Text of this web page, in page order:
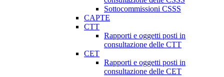
Sottocommissioni CSSS
CAPTE
CTT
Rapporti e oggetti posti in
consultazione delle CTT
CET
Rapporti e oggetti posti in
consultazione delle CET